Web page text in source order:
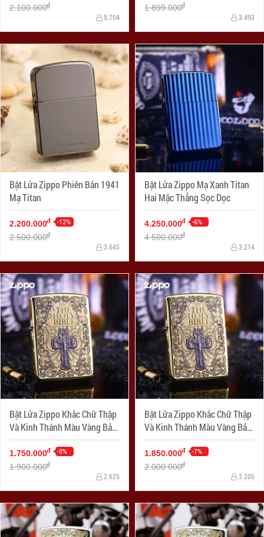
2.100.000đ
5.704
1.899.000đ
3.493
Bật Lửa Zippo Phiên Bản 1941
Mạ Titan
2.200.000đ -12%
2.500.000đ
3.645
Bật Lửa Zippo Mạ Xanh Titan
Hai Mặc Thẳng Sọc Dọc
4.250.000đ -6%
4.500.000đ
3.214
Bật Lửa Zippo Khắc Chữ Thập
Và Kinh Thánh Màu Vàng Bản
Ốp Nổi
1.750.000đ -8%
1.900.000đ
2.625
Bật Lửa Zippo Khắc Chữ Thập
Và Kinh Thánh Màu Vàng Bản
Ốp Nổi Bản Amor
1.850.000đ -7%
2.000.000đ
3.205